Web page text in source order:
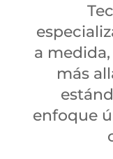
a
más
enfoque